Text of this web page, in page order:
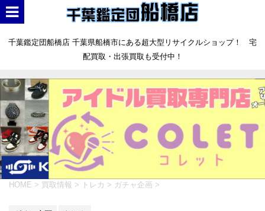
千葉鑑定団船橋店 千葉県船橋市にある超大型リサイクルショップ！ 宅
配買取・出張買取も受付中！
HOME > 買取情報 > トレカ > ガチャ企画 >